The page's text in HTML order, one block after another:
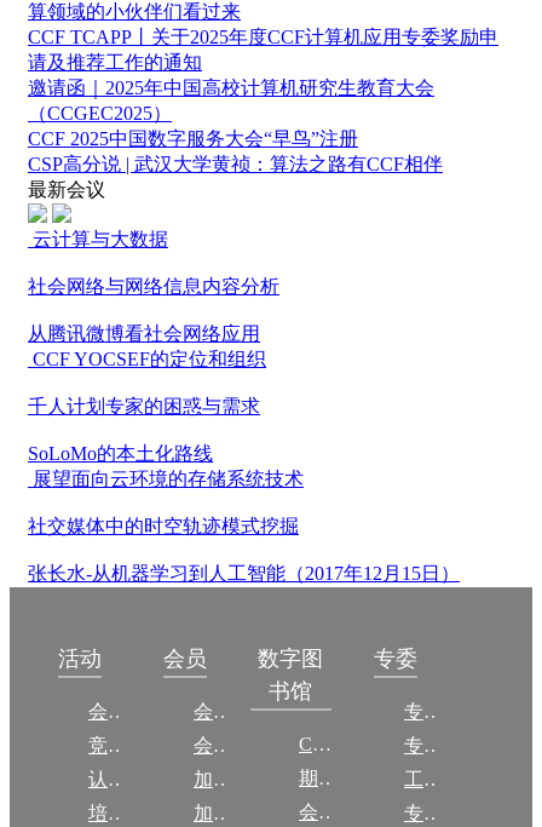
算领域的小伙伴们看过来
CCF TCAPP丨关于2025年度CCF计算机应用专委奖励申
请及推荐工作的通知
邀请函｜2025年中国高校计算机研究生教育大会
（CCGEC2025）
CCF 2025中国数字服务大会“早鸟”注册
CSP高分说 | 武汉大学黄祯：算法之路有CCF相伴
最新会议
云计算与大数据
社会网络与网络信息内容分析
从腾讯微博看社会网络应用
CCF YOCSEF的定位和组织
千人计划专家的困惑与需求
SoLoMo的本土化路线
展望面向云环境的存储系统技术
社交媒体中的时空轨迹模式挖掘
张长水-从机器学习到人工智能（2017年12月15日）
活动
会议
竞赛
认证
培训
会员
会员简介
会员权益
加入CCF
加入CCF
数字图
书馆
CCCF
期刊
会议
专委
专委简介
专委条例
工作问答
专委名单